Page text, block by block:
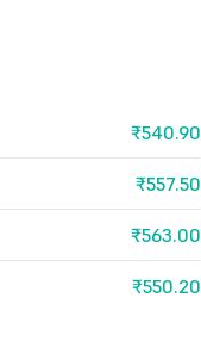
₹540.90
₹557.50
₹563.00
₹550.20